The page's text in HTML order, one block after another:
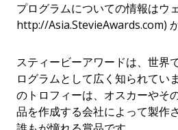
プログラムについての情報はウ
http://Asia.StevieAwards.com)
スティービーアワードは、世界
ログラムとして広く知られてい
のトロフィーは、オスカーやそ
品を作成する会社によって製作